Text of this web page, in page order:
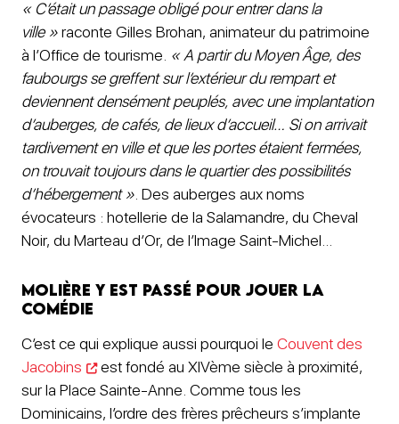
« C’était un passage obligé pour entrer dans la
ville »raconte Gilles Brohan, animateur du patrimoine
à l’Office de tourisme. « A partir du Moyen Âge, des
faubourgs se greffent sur l’extérieur du rempart et
deviennent densément peuplés, avec une implantation
d’auberges, de cafés, de lieux d’accueil… Si on arrivait
tardivement en ville et que les portes étaient fermées,
on trouvait toujours dans le quartier des possibilités
d’hébergement ». Des auberges aux noms
évocateurs : hotellerie de la Salamandre, du Cheval
Noir, du Marteau d’Or, de l’Image Saint-Michel…
Molière y est passé pour jouer la
comédie
C’est ce qui explique aussi pourquoi le Couvent des
Jacobins
est fondé au XIVème siècle à proximité,
sur la Place Sainte-Anne. Comme tous les
Dominicains, l’ordre des frères prêcheurs s’implante